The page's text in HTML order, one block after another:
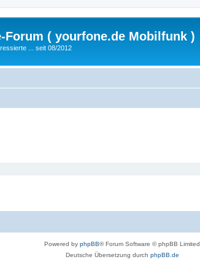
( yourfone.de Mobilfunk )
... seit 08/2012
Powered by phpBB® Forum Software © phpBB Limited
Deutsche Übersetzung durch phpBB.de